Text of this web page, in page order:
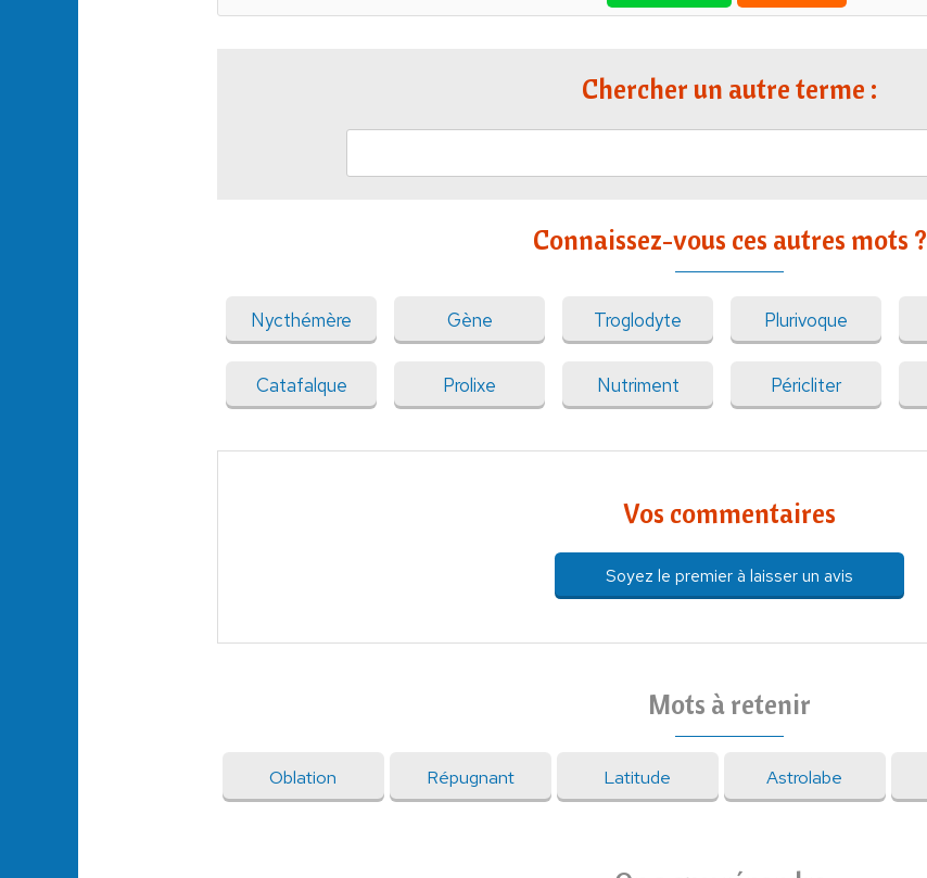
Chercher un autre terme :
Connaissez-vous ces autres mots ?
Nycthémère Gène Troglodyte Plurivoque
Catafalque Prolixe Nutriment Péricliter
Vos commentaires
Soyez le premier à laisser un avis
Mots à retenir
Oblation Répugnant Latitude Astrolabe